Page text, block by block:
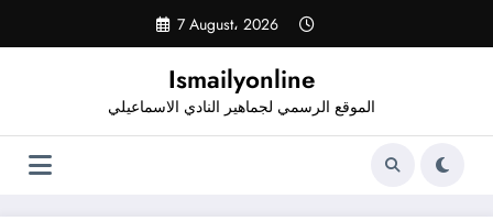
content
7 August، 2026
Ismailyonline
الموقع الرسمي لجماهير النادي الاسماعيلي